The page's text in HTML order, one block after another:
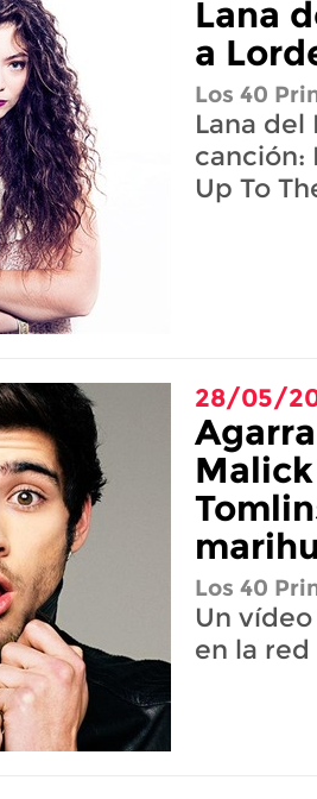
Lana
a
Los 40
Lana del
canción:
Up To
28/05/
Los 40
Un
en la red